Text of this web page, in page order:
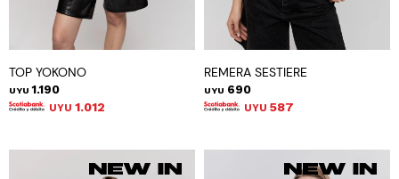
TOP YOKONO
UYU 1.190
UYU 1.012
REMERA SESTIERE
UYU 690
UYU 587